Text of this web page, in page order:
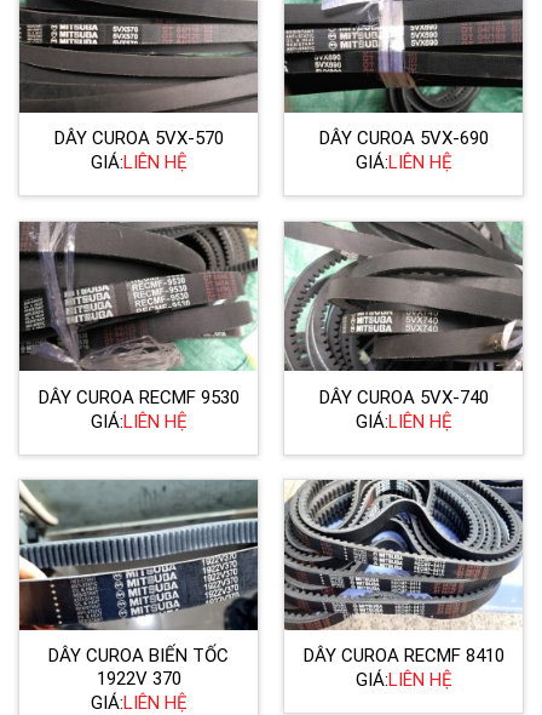
DÂY CUROA 5VX-570
GIÁ:LIÊN HỆ
DÂY CUROA 5VX-690
GIÁ:LIÊN HỆ
DÂY CUROA RECMF 9530
GIÁ:LIÊN HỆ
DÂY CUROA 5VX-740
GIÁ:LIÊN HỆ
DÂY CUROA BIẾN TỐC
1922V 370
GIÁ:LIÊN HỆ
DÂY CUROA RECMF 8410
GIÁ:LIÊN HỆ